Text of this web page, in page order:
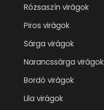
Rózsaszín virágok
Piros virágok
Sárga virágok
Narancssárga virágok
Bordó virágok
Lila virágok